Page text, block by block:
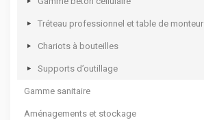
Tréteau professionnel et table de monteur
Chariots à bouteilles
Supports d’outillage
Gamme sanitaire
Hygiène des mains
Aménagements et stockage